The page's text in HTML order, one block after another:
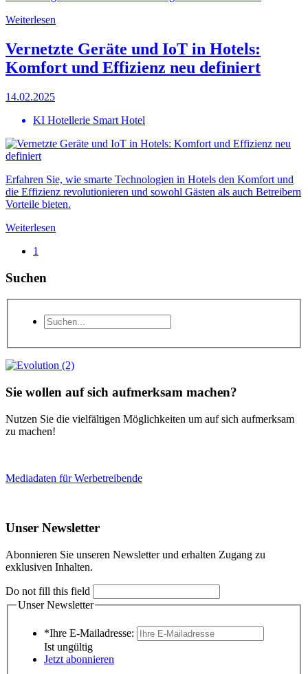
Weiterlesen
Vernetzte Geräte und IoT in Hotels:
Komfort und Effizienz neu definiert
14.02.2025
KI Hotellerie Smart Hotel
Erfahren Sie, wie smarte Technologien in Hotels den Komfort und
die Effizienz revolutionieren und sowohl Gästen als auch Betreibern
Vorteile bieten.
Weiterlesen
1
Suchen
Sie wollen auf sich aufmerksam machen?
Nutzen Sie die vielfältigen Möglichkeiten um auf sich aufmerksam
zu machen!
Mediadaten für Werbetreibende
Unser Newsletter
Abonnieren Sie unseren Newsletter und erhalten Zugang zu
exklusiven Inhalten.
Do not fill this field
Unser Newsletter
*Ihre E-Mailadresse:
Ist ungültig
Jetzt abonnieren